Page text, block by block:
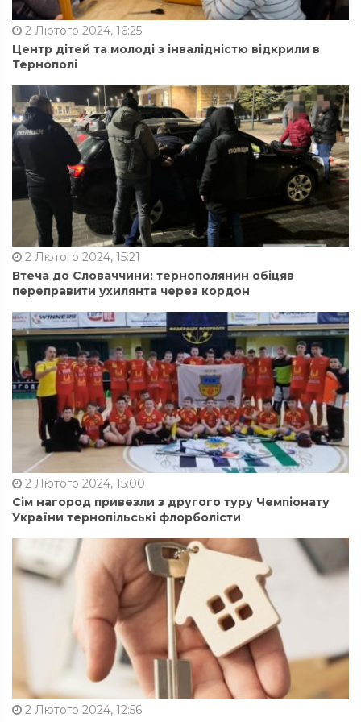
2 Лютого 2024, 16:25
Центр дітей та молоді з інвалідністю відкрили в
Тернополі
2 Лютого 2024, 15:21
Втеча до Словаччини: тернополянин обіцяв
переправити ухилянта через кордон
2 Лютого 2024, 15:00
Сім нагород привезли з другого туру Чемпіонату
України тернопільські флорболісти
2 Лютого 2024, 12:56